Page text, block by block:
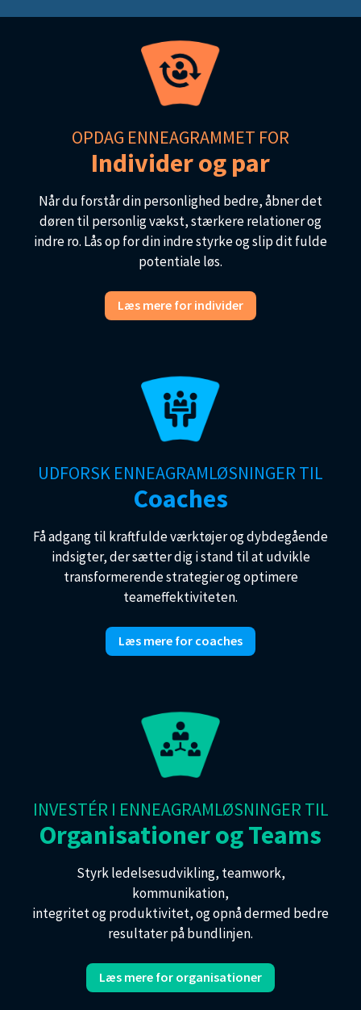
OPDAG ENNEAGRAMMET FOR
Individer og par
Når du forstår din personlighed bedre, åbner det
døren til personlig vækst, stærkere relationer og
indre ro. Lås op for din indre styrke og slip dit fulde
potentiale løs.
Læs mere for individer
UDFORSK ENNEAGRAMLØSNINGER TIL
Coaches
Få adgang til kraftfulde værktøjer og dybdegående
indsigter, der sætter dig i stand til at udvikle
transformerende strategier og optimere
teameffektiviteten.
Læs mere for coaches
INVESTÉR I ENNEAGRAMLØSNINGER TIL
Organisationer og Teams
Styrk ledelsesudvikling, teamwork,
kommunikation,
integritet og produktivitet, og opnå dermed bedre
resultater på bundlinjen.
Læs mere for organisationer